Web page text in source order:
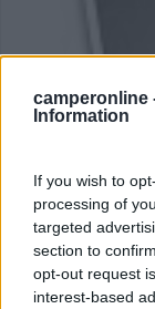
camperonline
Information
If you wish to
processing of
targeted
section to
opt-out request
interest-based
Campeggio
Servizi /